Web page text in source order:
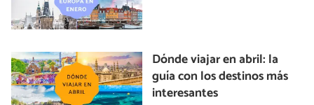
Dónde viajar en abril: la
guía con los destinos más
interesantes